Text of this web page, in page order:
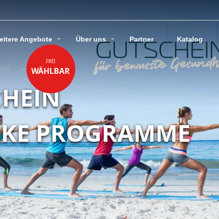
Angebote Über uns Partner Katalog
PROGRAMME
FREI
WÄHLBAR